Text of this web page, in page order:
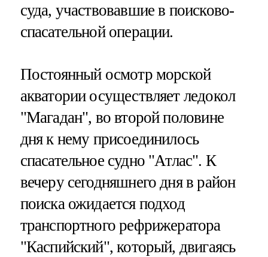
суда, участвовавшие в поисково-
спасательной операции.
Постоянный осмотр морской
акватории осуществляет ледокол
"Магадан", во второй половине
дня к нему присоединилось
спасательное судно "Атлас". К
вечеру сегодняшнего дня в район
поиска ожидается подход
транспортного рефрижератора
"Каспийский", который, двигаясь